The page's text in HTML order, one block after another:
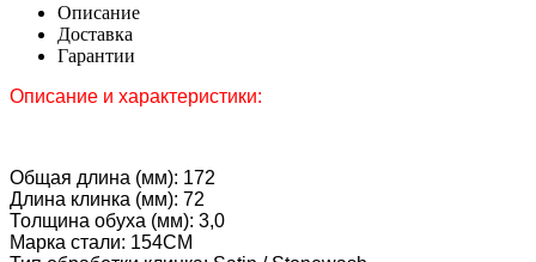
Описание
Доставка
Гарантии
Описание и характеристики:
Общая длина (мм): 172
Длина клинка (мм): 72
Толщина обуха (мм): 3,0
Марка стали: 154CM